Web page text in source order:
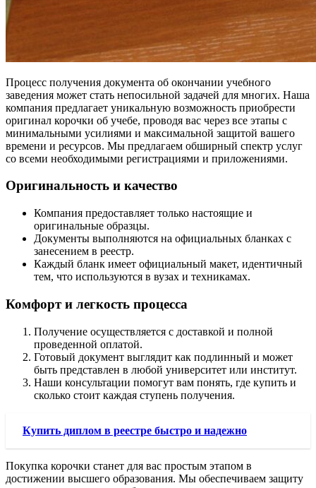
Процесс получения документа об окончании учебного
заведения может стать непосильной задачей для многих. Наша
компания предлагает уникальную возможность приобрести
оригинал корочки об учебе, проводя вас через все этапы с
минимальными усилиями и максимальной защитой вашего
времени и ресурсов. Мы предлагаем обширный спектр услуг
со всеми необходимыми регистрациями и приложениями.
Оригинальность и качество
Компания предоставляет только настоящие и
оригинальные образцы.
Документы выполняются на официальных бланках с
занесением в реестр.
Каждый бланк имеет официальный макет, идентичный
тем, что используются в вузах и техникамах.
Комфорт и легкость процесса
Получение осуществляется с доставкой и полной
проведенной оплатой.
Готовый документ выглядит как подлинный и может
быть представлен в любой университет или институт.
Наши консультации помогут вам понять, где купить и
сколько стоит каждая ступень получения.
Купить диплом в реестре быстро и надежно
Покупка корочки станет для вас простым этапом в
достижении высшего образования. Мы обеспечиваем защиту